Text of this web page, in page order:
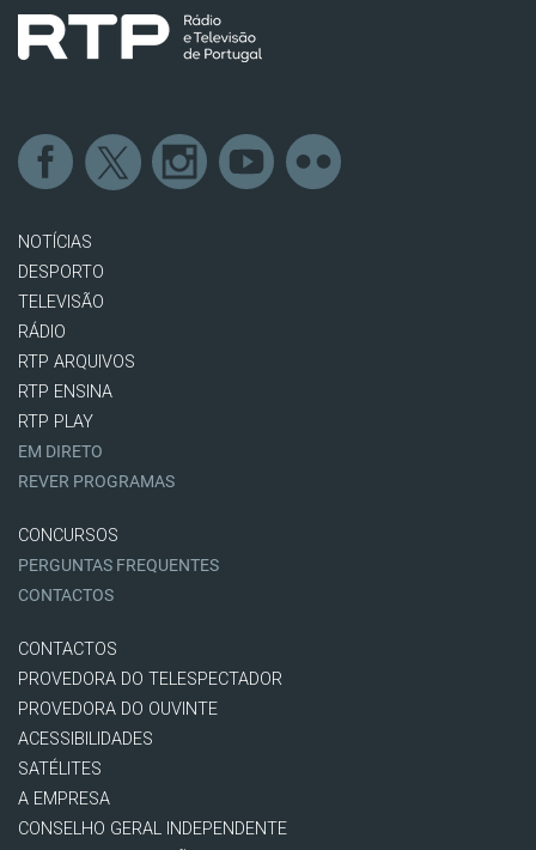
NOTÍCIAS
DESPORTO
TELEVISÃO
RÁDIO
RTP ARQUIVOS
RTP ENSINA
RTP PLAY
EM DIRETO
REVER PROGRAMAS
CONCURSOS
PERGUNTAS FREQUENTES
CONTACTOS
CONTACTOS
PROVEDORA DO TELESPECTADOR
PROVEDORA DO OUVINTE
ACESSIBILIDADES
SATÉLITES
A EMPRESA
CONSELHO GERAL INDEPENDENTE